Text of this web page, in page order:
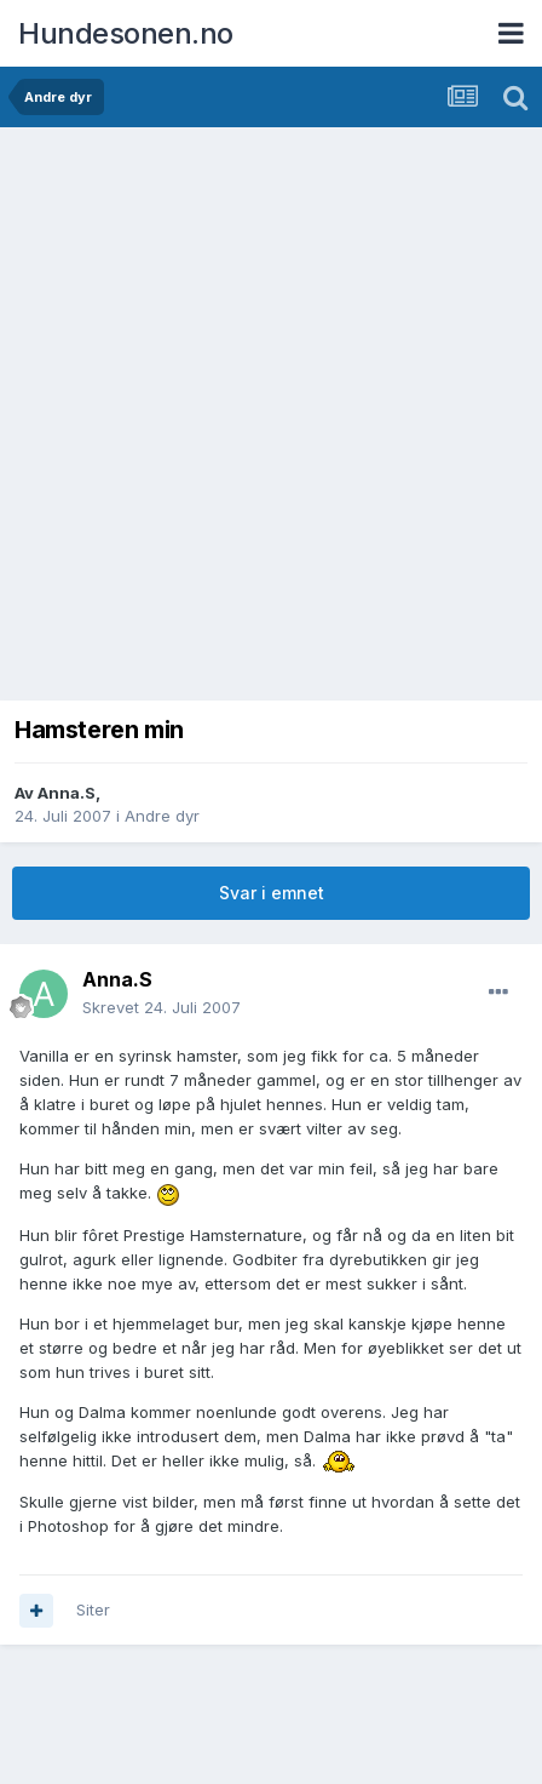
Hundesonen.no
Andre dyr
Hamsteren min
AvAnna.S,
24. Juli 2007 i Andre dyr
Svar i emnet
Anna.S
Skrevet 24. Juli 2007
Vanilla er en syrinsk hamster, som jeg fikk for ca. 5 måneder
siden. Hun er rundt 7 måneder gammel, og er en stor tillhenger av
å klatre i buret og løpe på hjulet hennes. Hun er veldig tam,
kommer til hånden min, men er svært vilter av seg.
Hun har bitt meg en gang, men det var min feil, så jeg har bare
meg selv å takke.
Hun blir fôret Prestige Hamsternature, og får nå og da en liten bit
gulrot, agurk eller lignende. Godbiter fra dyrebutikken gir jeg
henne ikke noe mye av, ettersom det er mest sukker i sånt.
Hun bor i et hjemmelaget bur, men jeg skal kanskje kjøpe henne
et større og bedre et når jeg har råd. Men for øyeblikket ser det ut
som hun trives i buret sitt.
Hun og Dalma kommer noenlunde godt overens. Jeg har
selfølgelig ikke introdusert dem, men Dalma har ikke prøvd å "ta"
henne hittil. Det er heller ikke mulig, så.
Skulle gjerne vist bilder, men må først finne ut hvordan å sette det
i Photoshop for å gjøre det mindre.
Siter